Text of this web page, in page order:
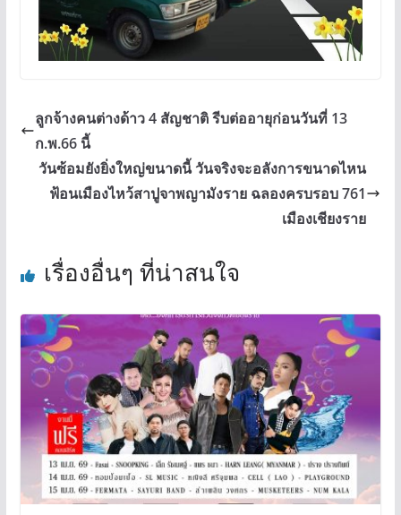
ลูกจ้างคนต่างด้าว 4 สัญชาติ รีบต่ออายุก่อนวันที่ 13
ก.พ.66 นี้
วันซ้อมยังยิ่งใหญ่ขนาดนี้ วันจริงจะอลังการขนาดไหน
ฟ้อนเมืองไหว้สาปูจาพญามังราย ฉลองครบรอบ 761
เมืองเชียงราย
เรื่องอื่นๆ ที่น่าสนใจ